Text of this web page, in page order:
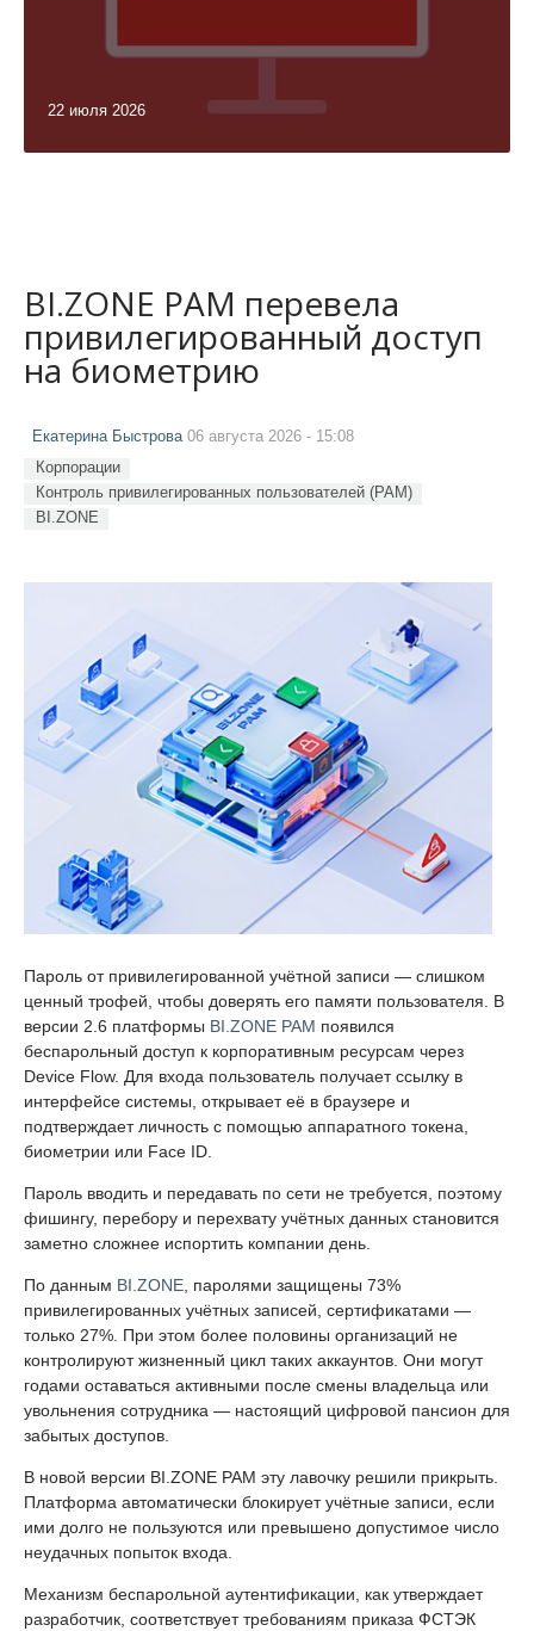
22 июля 2026
BI.ZONE PAM перевела
привилегированный доступ
на биометрию
Екатерина Быстрова06 августа 2026 - 15:08
Корпорации
Контроль привилегированных пользователей (PAM)
BI.ZONE
Пароль от привилегированной учётной записи — слишком
ценный трофей, чтобы доверять его памяти пользователя. В
версии 2.6 платформы BI.ZONE PAM появился
беспарольный доступ к корпоративным ресурсам через
Device Flow. Для входа пользователь получает ссылку в
интерфейсе системы, открывает её в браузере и
подтверждает личность с помощью аппаратного токена,
биометрии или Face ID.
Пароль вводить и передавать по сети не требуется, поэтому
фишингу, перебору и перехвату учётных данных становится
заметно сложнее испортить компании день.
По данным BI.ZONE , паролями защищены 73%
привилегированных учётных записей, сертификатами —
только 27%. При этом более половины организаций не
контролируют жизненный цикл таких аккаунтов. Они могут
годами оставаться активными после смены владельца или
увольнения сотрудника — настоящий цифровой пансион для
забытых доступов.
В новой версии BI.ZONE PAM эту лавочку решили прикрыть.
Платформа автоматически блокирует учётные записи, если
ими долго не пользуются или превышено допустимое число
неудачных попыток входа.
Механизм беспарольной аутентификации, как утверждает
разработчик, соответствует требованиям приказа ФСТЭК